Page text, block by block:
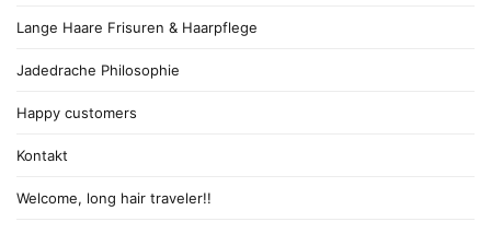
Lange Haare Frisuren & Haarpflege
Jadedrache Philosophie
Happy customers
Kontakt
Welcome, long hair traveler!!